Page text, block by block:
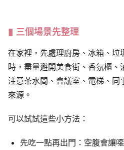
三個場景先整理
在家裡，先處理廚房、冰箱、垃
時，盡量避開美食街、香氛櫃、
注意茶水間、會議室、電梯、同
來源。
可以試試這些小方法：
先吃一點再出門：空腹會讓